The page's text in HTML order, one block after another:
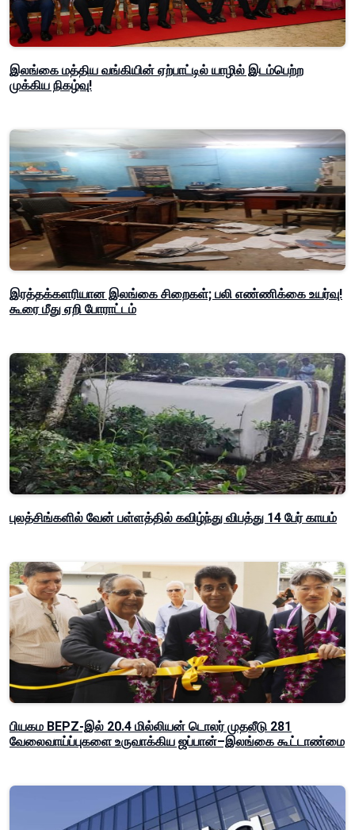
இலங்கை மத்திய வங்கியின் ஏற்பாட்டில் யாழில் இடம்பெற்ற
முக்கிய நிகழ்வு!
இரத்தக்களரியான இலங்கை சிறைகள்; பலி எண்ணிக்கை உயர்வு!
கூரை மீது ஏறி போராட்டம்
புலத்சிங்களில் வேன் பள்ளத்தில் கவிழ்ந்து விபத்து 14 பேர் காயம்
பியகம BEPZ-இல் 20.4 மில்லியன் டொலர் முதலீடு 281
வேலைவாய்ப்புகளை உருவாக்கிய ஜப்பான்–இலங்கை கூட்டாண்மை